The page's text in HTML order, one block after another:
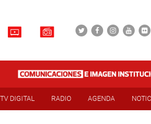
TV DIGITAL RADIO AGENDA